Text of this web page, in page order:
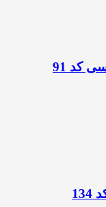
کد 91